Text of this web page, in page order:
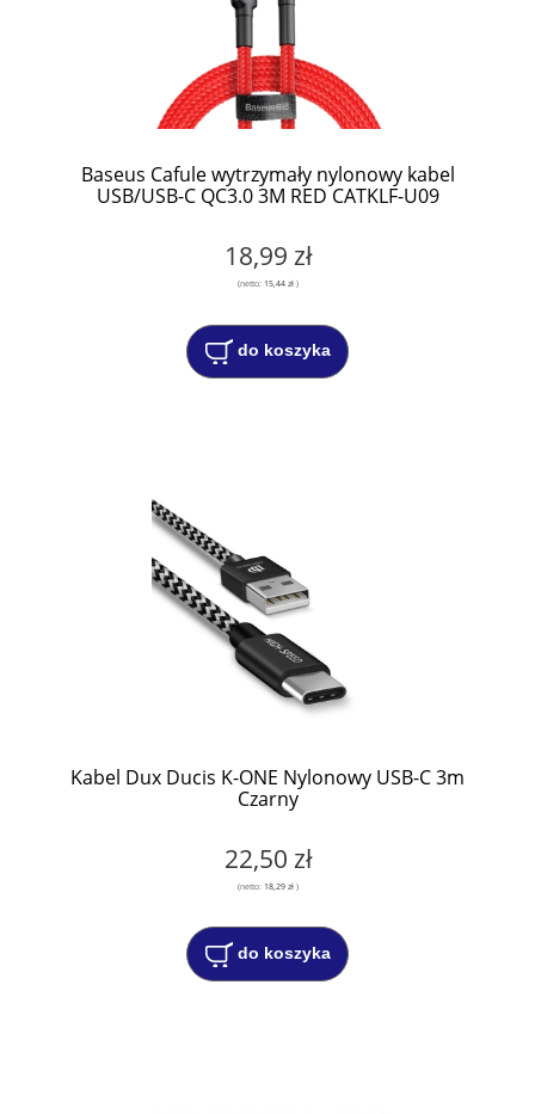
Baseus Cafule wytrzymały nylonowy kabel
USB/USB-C QC3.0 3M RED CATKLF-U09
18,99 zł
(netto: 15,44 zł)
do koszyka
Kabel Dux Ducis K-ONE Nylonowy USB-C 3m
Czarny
22,50 zł
(netto: 18,29 zł)
do koszyka